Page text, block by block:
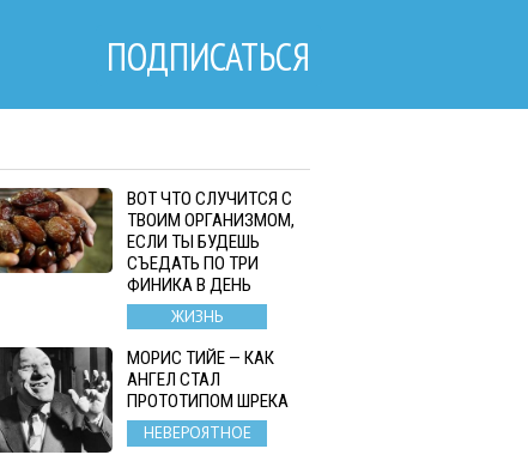
ПОДПИСАТЬСЯ
ВОТ ЧТО СЛУЧИТСЯ С
ТВОИМ ОРГАНИЗМОМ,
ЕСЛИ ТЫ БУДЕШЬ
СЪЕДАТЬ ПО ТРИ
ФИНИКА В ДЕНЬ
ЖИЗНЬ
МОРИС ТИЙЕ — КАК
АНГЕЛ СТАЛ
ПРОТОТИПОМ ШРЕКА
НЕВЕРОЯТНОЕ